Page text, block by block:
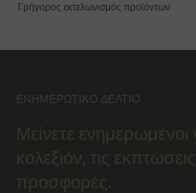
Γρήγορος εκτελωνισμός προϊόντων
ΕΝΗΜΕΡΩΤΙΚΌ ΔΕΛΤΊΟ
Μείνετε ενημερωμένοι
κολεξιόν, τις
προσφορές.